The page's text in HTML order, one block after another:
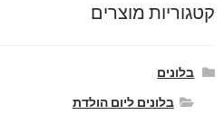
קטגוריות מוצרים
בלונים
בלונים ליום הולדת